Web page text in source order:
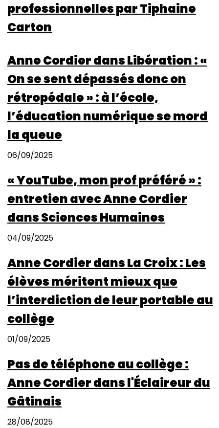
professionnelles par Tiphaine
Carton
Anne Cordier dans Libération : «
On se sent dépassés donc on
rétropédale » : à l’école,
l’éducation numérique se mord
la queue
06/09/2025
« YouTube, mon prof préféré » :
entretien avec Anne Cordier
dans Sciences Humaines
04/09/2025
Anne Cordier dans La Croix : Les
élèves méritent mieux que
l’interdiction de leur portable au
collège
01/09/2025
Pas de téléphone au collège :
Anne Cordier dans l'Éclaireur du
Gâtinais
28/08/2025